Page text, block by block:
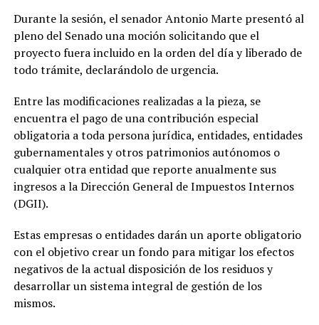
Durante la sesión, el senador Antonio Marte presentó al
pleno del Senado una moción solicitando que el
proyecto fuera incluido en la orden del día y liberado de
todo trámite, declarándolo de urgencia.
Entre las modificaciones realizadas a la pieza, se
encuentra el pago de una contribución especial
obligatoria a toda persona jurídica, entidades, entidades
gubernamentales y otros patrimonios autónomos o
cualquier otra entidad que reporte anualmente sus
ingresos a la Dirección General de Impuestos Internos
(DGII).
Estas empresas o entidades darán un aporte obligatorio
con el objetivo crear un fondo para mitigar los efectos
negativos de la actual disposición de los residuos y
desarrollar un sistema integral de gestión de los
mismos.